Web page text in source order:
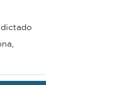
dictado